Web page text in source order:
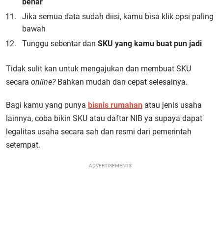
Jika semua data sudah diisi, kamu bisa klik opsi paling
bawah
Tunggu sebentar dan SKU yang kamu buat pun jadi
Tidak sulit kan untuk mengajukan dan membuat SKU
secara online?Bahkan mudah dan cepat selesainya.
Bagi kamu yang punya bisnis rumahan atau jenis usaha
lainnya, coba bikin SKU atau daftar NIB ya supaya dapat
legalitas usaha secara sah dan resmi dari pemerintah
setempat.
ADVERTISEMENTS